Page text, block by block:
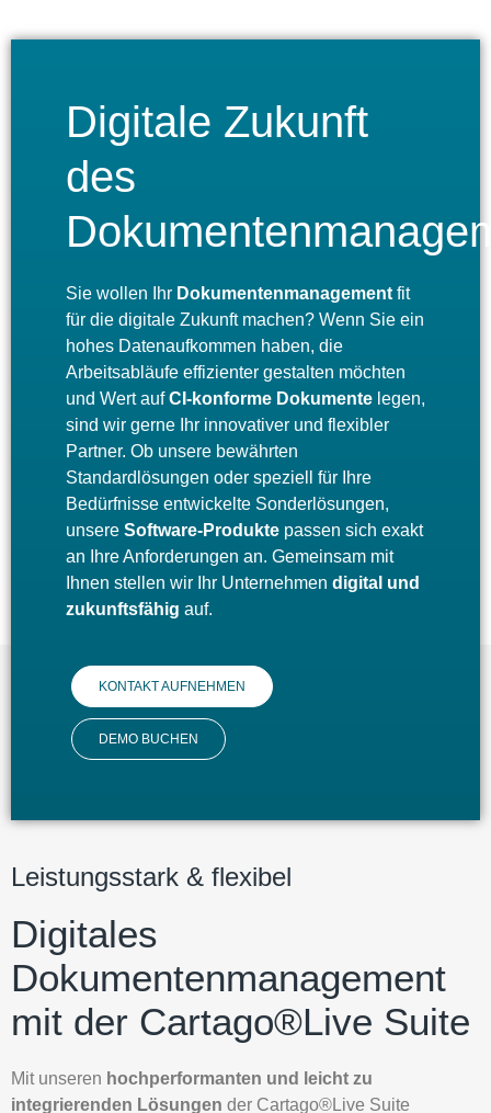
Digitale Zukunft
des
Sie wollen Ihr Dokumentenmanagement fit
für die digitale Zukunft machen? Wenn Sie ein
hohes Datenaufkommen haben, die
Arbeitsabläufe effizienter gestalten möchten
und Wert aufCI-konforme Dokumente legen,
sind wir gerne Ihr innovativer und flexibler
Partner. Ob unsere bewährten
Standardlösungen oder speziell für Ihre
Bedürfnisse entwickelte Sonderlösungen,
unsere Software-Produkte passen sich exakt
an Ihre Anforderungen an. Gemeinsam mit
Ihnen stellen wir Ihr Unternehmen digital und
zukunftsfähig auf.
KONTAKT AUFNEHMEN
DEMO BUCHEN
Leistungsstark & flexibel
Digitales
Dokumentenmanagement
mit der Cartago®Live Suite
Mit unseren hochperformanten und leicht zu
integrierenden Lösungen der Cartago®Live Suite